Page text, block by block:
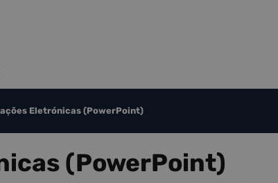
Eletrónicas (PowerPoint)
(PowerPoint)